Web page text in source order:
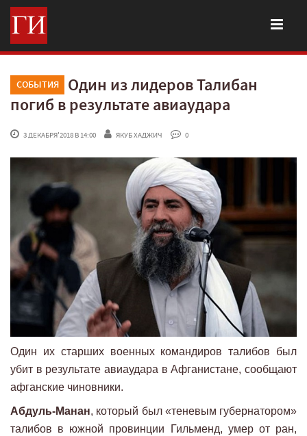
СОБЫТИЯ
Один из лидеров Талибан
погиб в результате авиаудара
3 ДЕКАБРЯ'2018 В 14:00 ЯКУБ ХАДЖИЧ 0
Один их старших военных командиров талибов был
убит в результате авиаудара в Афганистане, сообщают
афганские чиновники.
Абдуль-Манан, который был «теневым губернатором»
талибов в южной провинции Гильменд, умер от ран,